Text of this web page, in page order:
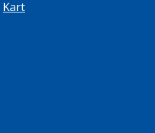
Kart